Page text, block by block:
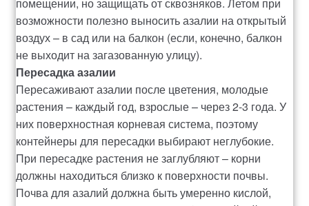
помещении, но защищать от сквозняков. Летом при
возможности полезно выносить азалии на открытый
воздух – в сад или на балкон (если, конечно, балкон
не выходит на загазованную улицу).
Пересадка азалии
Пересаживают азалии после цветения, молодые
растения – каждый год, взрослые – через 2-3 года. У
них поверхностная корневая система, поэтому
контейнеры для пересадки выбирают неглубокие.
При пересадке растения не заглубляют – корни
должны находиться близко к поверхности почвы.
Почва для азалий должна быть умеренно кислой,